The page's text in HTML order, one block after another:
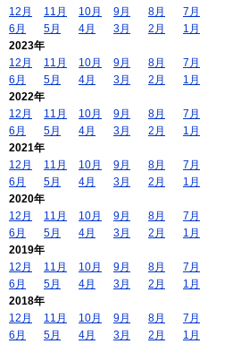
12月
11月 10月 9月 8月
7月
6月
5月 4月 3月 2月
1月
2023年
12月
11月 10月 9月 8月
7月
6月
5月 4月 3月 2月
1月
2022年
12月
11月 10月 9月 8月
7月
6月
5月 4月 3月 2月
1月
2021年
12月
11月 10月 9月 8月
7月
6月
5月 4月 3月 2月
1月
2020年
12月
11月 10月 9月 8月
7月
6月
5月 4月 3月 2月
1月
2019年
12月
11月 10月 9月 8月
7月
6月
5月 4月 3月 2月
1月
2018年
12月
11月 10月 9月 8月
7月
6月
5月 4月 3月 2月
1月